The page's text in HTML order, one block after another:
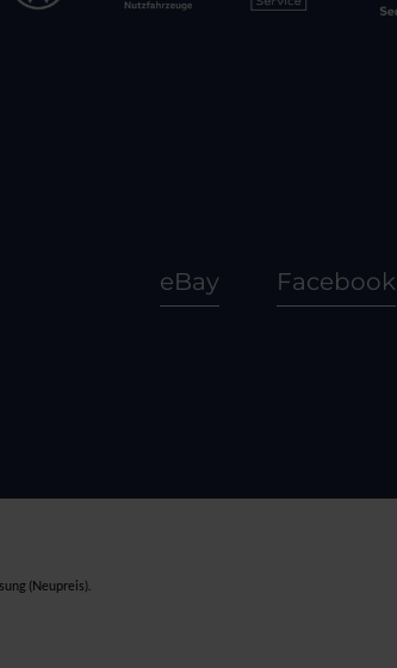
eBay Facebook
(Neupreis).